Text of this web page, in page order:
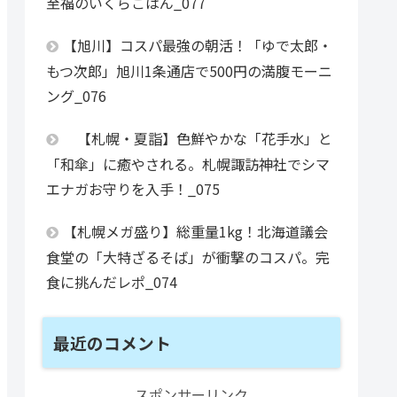
【旭川】コスパ最強の朝活！「ゆで太郎・
もつ次郎」旭川1条通店で500円の満腹モーニ
ング_076
【札幌・夏詣】色鮮やかな「花手水」と
「和傘」に癒やされる。札幌諏訪神社でシマ
エナガお守りを入手！_075
【札幌メガ盛り】総重量1kg！北海道議会
食堂の「大特ざるそば」が衝撃のコスパ。完
食に挑んだレポ_074
最近のコメント